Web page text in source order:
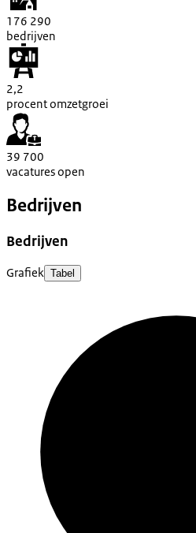
176 290
bedrijven
2,2
procent omzetgroei
39 700
vacatures open
Bedrijven
Bedrijven
Grafiek Tabel